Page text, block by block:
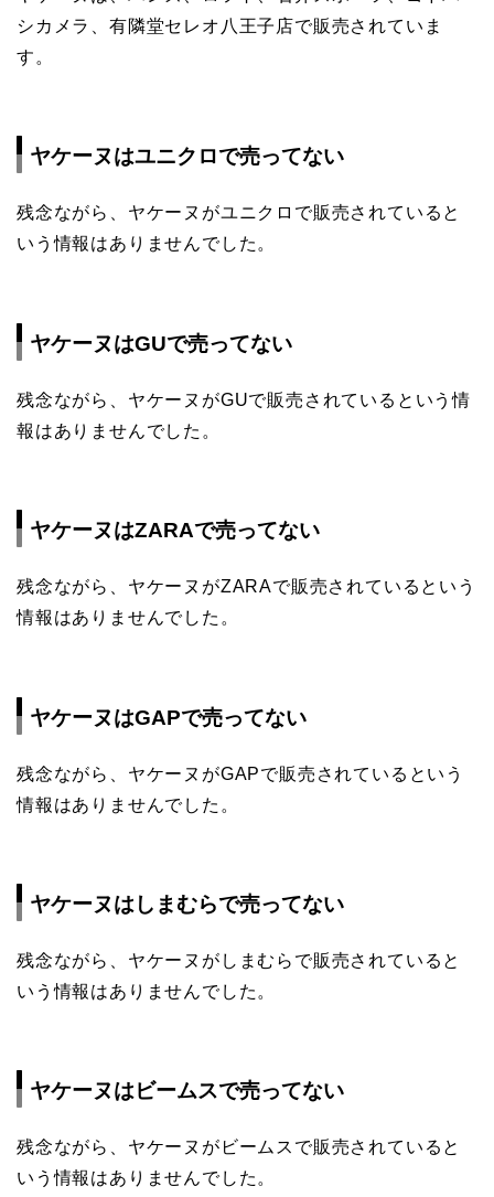
シカメラ、有隣堂セレオ八王子店で販売されていま
す。
ヤケーヌはユニクロで売ってない
残念ながら、ヤケーヌがユニクロで販売されていると
いう情報はありませんでした。
ヤケーヌはGUで売ってない
残念ながら、ヤケーヌがGUで販売されているという情
報はありませんでした。
ヤケーヌはZARAで売ってない
残念ながら、ヤケーヌがZARAで販売されているという
情報はありませんでした。
ヤケーヌはGAPで売ってない
残念ながら、ヤケーヌがGAPで販売されているという
情報はありませんでした。
ヤケーヌはしまむらで売ってない
残念ながら、ヤケーヌがしまむらで販売されていると
いう情報はありませんでした。
ヤケーヌはビームスで売ってない
残念ながら、ヤケーヌがビームスで販売されていると
いう情報はありませんでした。